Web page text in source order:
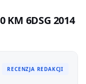
KM 6DSG 2014
RECENZJA REDAKCJI